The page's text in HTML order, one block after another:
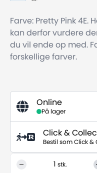
Farve: Pretty Pink 4E.
kan derfor vurdere
du vil ende op med.
forskellige farver.
Online
På lager
Click &
Bestil som Click &
stk.